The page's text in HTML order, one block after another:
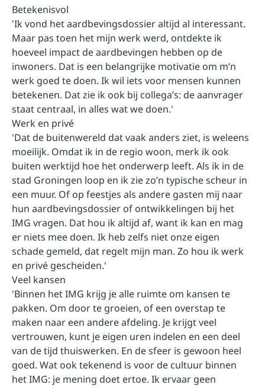
Betekenisvol
'Ik vond het aardbevingsdossier altijd al interessant.
Maar pas toen het mijn werk werd, ontdekte ik
hoeveel impact de aardbevingen hebben op de
inwoners. Dat is een belangrijke motivatie om m’n
werk goed te doen. Ik wil iets voor mensen kunnen
betekenen. Dat zie ik ook bij collega’s: de aanvrager
staat centraal, in alles wat we doen.'
Werk en privé
'Dat de buitenwereld dat vaak anders ziet, is weleens
moeilijk. Omdat ik in de regio woon, merk ik ook
buiten werktijd hoe het onderwerp leeft. Als ik in de
stad Groningen loop en ik zie zo’n typische scheur in
een muur. Of op feestjes als andere gasten mij naar
hun aardbevingsdossier of ontwikkelingen bij het
IMG vragen. Dat hou ik altijd af, want ik kan en mag
er niets mee doen. Ik heb zelfs niet onze eigen
schade gemeld, dat regelt mijn man. Zo hou ik werk
en privé gescheiden.'
Veel kansen
'Binnen het IMG krijg je alle ruimte om kansen te
pakken. Om door te groeien, of een overstap te
maken naar een andere afdeling. Je krijgt veel
vertrouwen, kunt je eigen uren indelen en een deel
van de tijd thuiswerken. En de sfeer is gewoon heel
goed. Wat ook tekenend is voor de cultuur binnen
het IMG: je mening doet ertoe. Ik ervaar geen